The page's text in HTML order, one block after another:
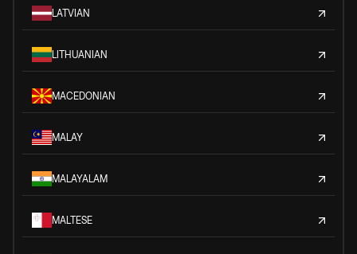
LATVIAN
LITHUANIAN
MACEDONIAN
MALAY
MALAYALAM
MALTESE